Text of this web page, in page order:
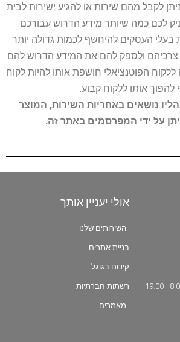
לקבל מהם שירות או להגיע ישירות לבית
לכם כמה שיותר מידע הדרוש עבורכם.
בעלי העסקים להיחשף לכמות גדולה יותר
צרכיהם ולספק להם את המידע הדרוש להם
ללקוח הפוטנציאלי חושפת אותו להיות לקוח
להפוך אותו ללקוח קבוע.
נושאים באחריות השירות, המוצר
על ידי המפרסמים באתר זה.
אולי יעניין אותך
השירותים שלנו
בניית אתרים
קידום בגוגל
רשתות חברתיות
מאמרים